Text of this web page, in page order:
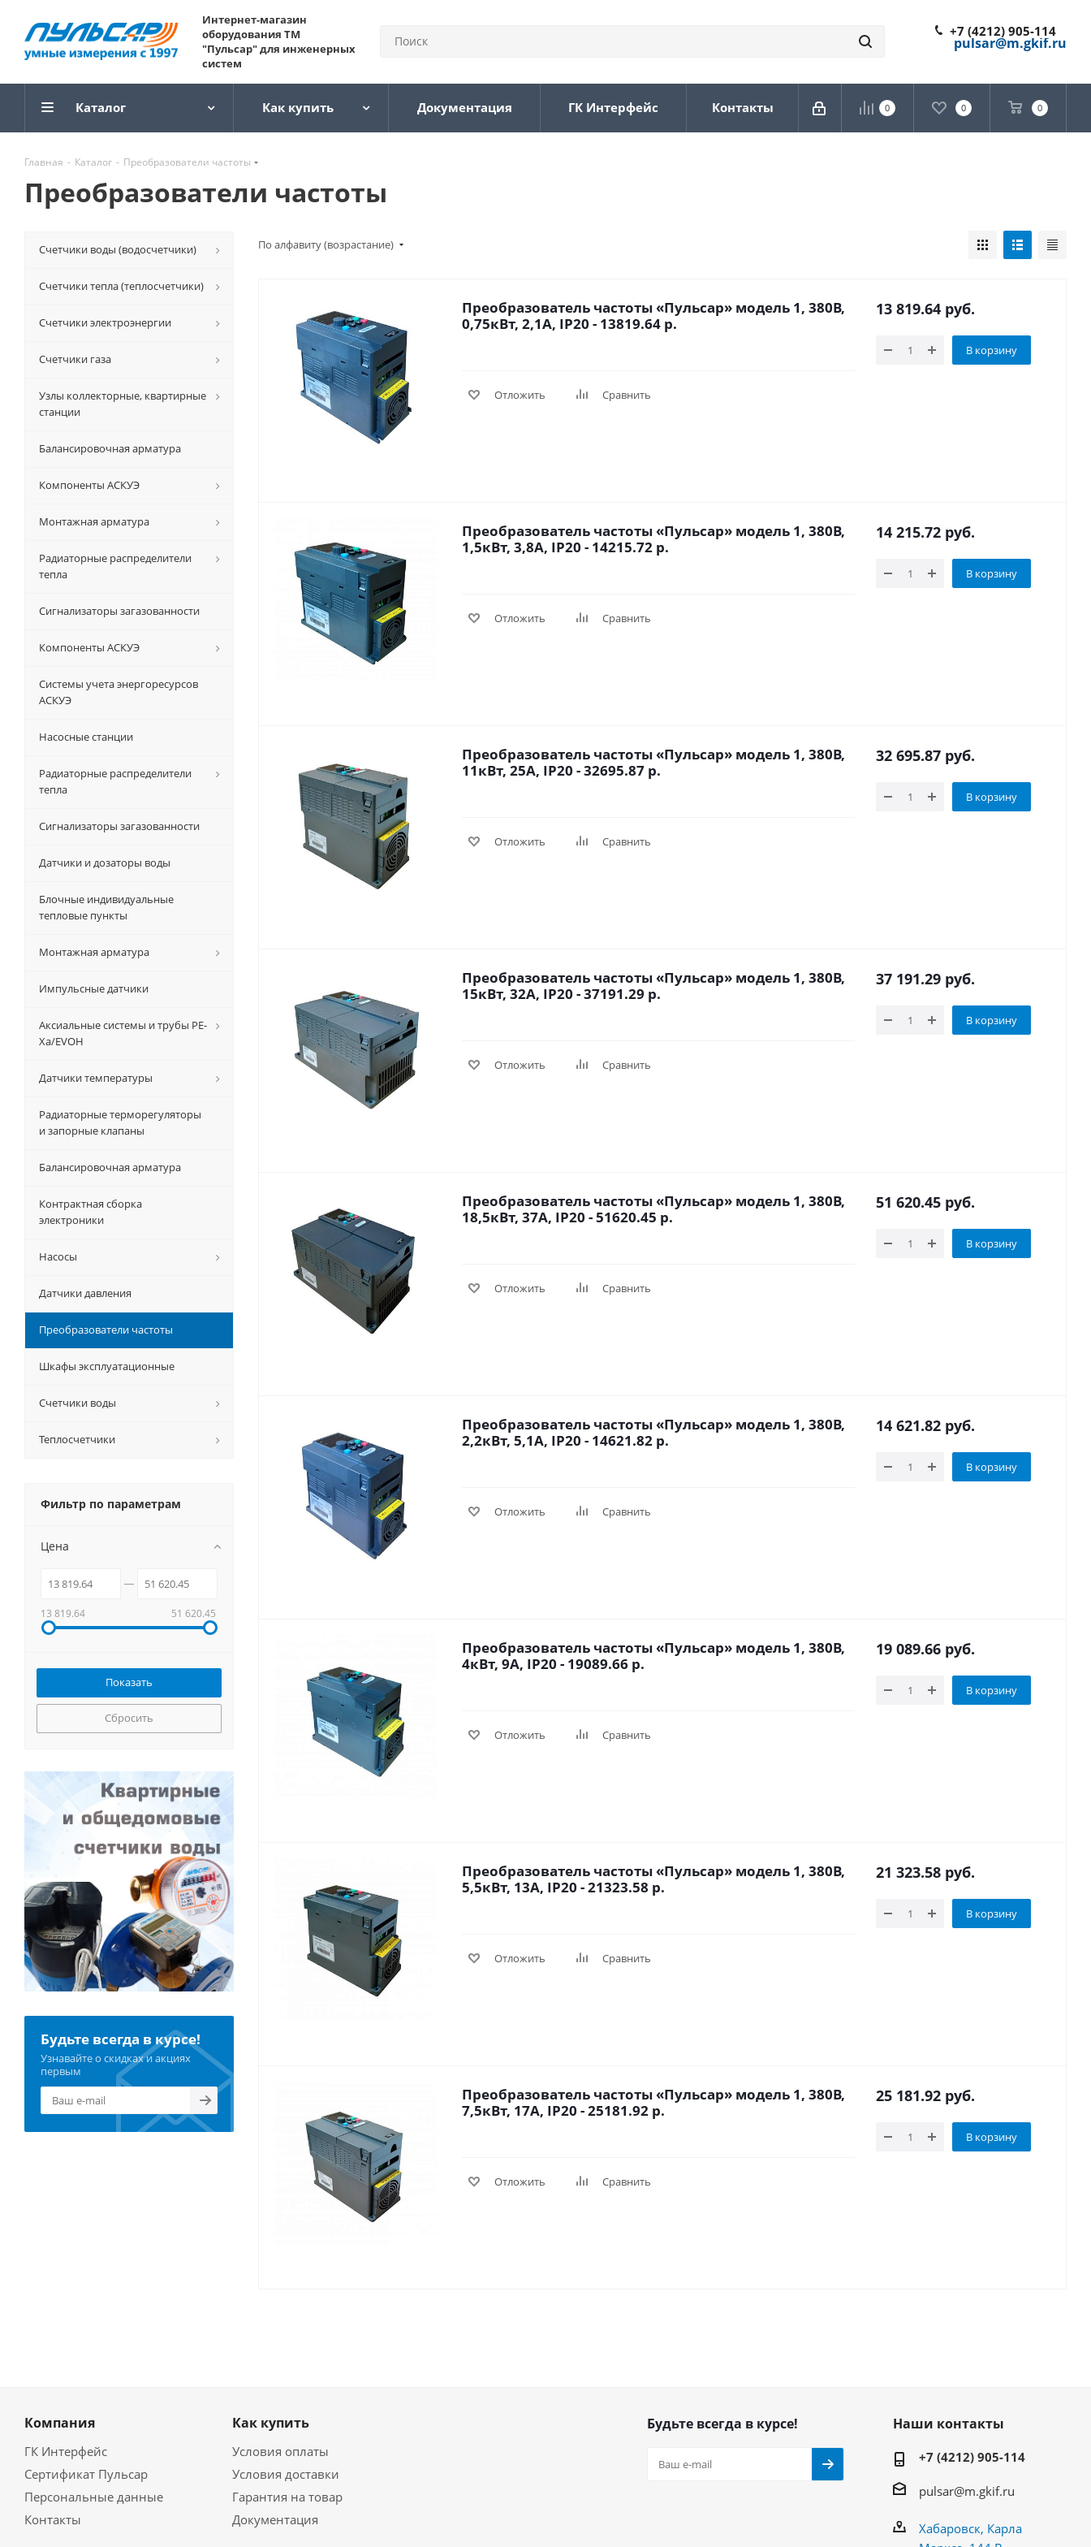
Интернет-магазин
оборудования ТМ
"Пульсар" для инженерных
систем
+7 (4212) 905-114
pulsar@m.gkif.ru
0 0 0
Каталог Как купить Документация ГК Интерфейс Контакты
Главная - Каталог - Преобразователи частоты
Преобразователи частоты
По алфавиту (возрастание)
Преобразователь частоты «Пульсар» модель 1, 380В,
0,75кВт, 2,1А, IP20 - 13819.64 р.
Отложить Сравнить
13 819.64 руб.
В корзину
Преобразователь частоты «Пульсар» модель 1, 380В,
1,5кВт, 3,8А, IP20 - 14215.72 р.
Отложить Сравнить
14 215.72 руб.
В корзину
Преобразователь частоты «Пульсар» модель 1, 380В,
11кВт, 25А, IP20 - 32695.87 р.
Отложить Сравнить
32 695.87 руб.
В корзину
Преобразователь частоты «Пульсар» модель 1, 380В,
15кВт, 32А, IP20 - 37191.29 р.
Отложить Сравнить
37 191.29 руб.
В корзину
Преобразователь частоты «Пульсар» модель 1, 380В,
18,5кВт, 37А, IP20 - 51620.45 р.
Отложить Сравнить
51 620.45 руб.
В корзину
Преобразователь частоты «Пульсар» модель 1, 380В,
2,2кВт, 5,1А, IP20 - 14621.82 р.
Отложить Сравнить
14 621.82 руб.
В корзину
Преобразователь частоты «Пульсар» модель 1, 380В,
4кВт, 9А, IP20 - 19089.66 р.
Отложить Сравнить
19 089.66 руб.
В корзину
Преобразователь частоты «Пульсар» модель 1, 380В,
5,5кВт, 13А, IP20 - 21323.58 р.
Отложить Сравнить
21 323.58 руб.
В корзину
Преобразователь частоты «Пульсар» модель 1, 380В,
7,5кВт, 17А, IP20 - 25181.92 р.
Отложить Сравнить
25 181.92 руб.
В корзину
Счетчики воды (водосчетчики)
Счетчики тепла (теплосчетчики)
Счетчики электроэнергии
Счетчики газа
Узлы коллекторные, квартирные
станции
Балансировочная арматура
Компоненты АСКУЭ
Монтажная арматура
Радиаторные распределители
тепла
Сигнализаторы загазованности
Компоненты АСКУЭ
Системы учета энергоресурсов
АСКУЭ
Насосные станции
Радиаторные распределители
тепла
Сигнализаторы загазованности
Датчики и дозаторы воды
Блочные индивидуальные
тепловые пункты
Монтажная арматура
Импульсные датчики
Аксиальные системы и трубы РЕ-
Ха/EVOH
Датчики температуры
Радиаторные терморегуляторы
и запорные клапаны
Балансировочная арматура
Контрактная сборка
электроники
Насосы
Датчики давления
Преобразователи частоты
Шкафы эксплуатационные
Счетчики воды
Теплосчетчики
Фильтр по параметрам
Цена
13 819.64 51 620.45
Сбросить
Будьте всегда в курсе!
Узнавайте о скидках и акциях
первым
Компания
ГК Интерфейс
Сертификат Пульсар
Персональные данные
Контакты
Как купить
Условия оплаты
Условия доставки
Гарантия на товар
Документация
Будьте всегда в курсе! Наши контакты
+7 (4212) 905-114
pulsar@m.gkif.ru
Хабаровск, Карла